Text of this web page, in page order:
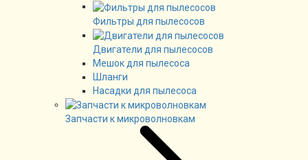
Фильтры для пылесосов
Двигатели для пылесосов
Мешок для пылесоса
Шланги
Насадки для пылесоса
Запчасти к микроволновкам